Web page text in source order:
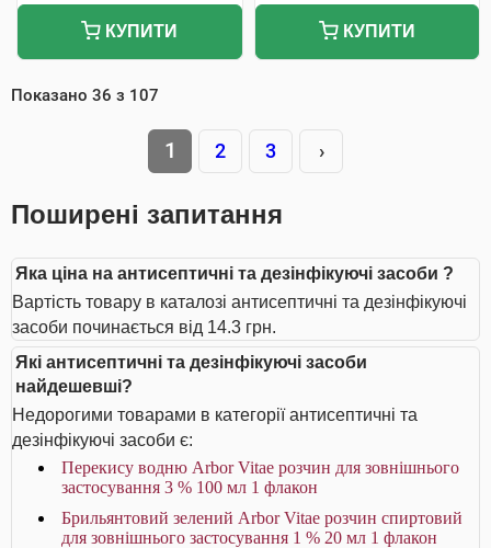
КУПИТИ КУПИТИ
Показано 36 з 107
1 2 3 ›
Поширені запитання
Яка ціна на антисептичні та дезінфікуючі засоби ?
Вартість товару в каталозі антисептичні та дезінфікуючі
засоби починається від 14.3 грн.
Які антисептичні та дезінфікуючі засоби
найдешевші?
Недорогими товарами в категорії антисептичні та
дезінфікуючі засоби є:
Перекису водню Arbor Vitae розчин для зовнішнього
застосування 3 % 100 мл 1 флакон
Брильянтовий зелений Arbor Vitae розчин спиртовий
для зовнішнього застосування 1 % 20 мл 1 флакон